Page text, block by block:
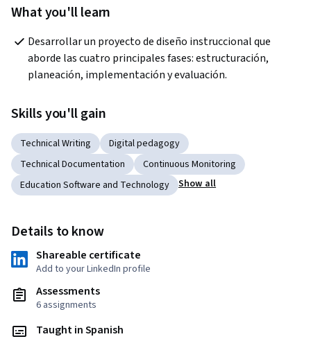
What you'll learn
Desarrollar un proyecto de diseño instruccional que
aborde las cuatro principales fases: estructuración,
planeación, implementación y evaluación.
Skills you'll gain
Technical Writing
Digital pedagogy
Technical Documentation
Continuous Monitoring
Education Software and Technology
Show all
Details to know
Shareable certificate
Add to your LinkedIn profile
Assessments
6 assignments
Taught in Spanish